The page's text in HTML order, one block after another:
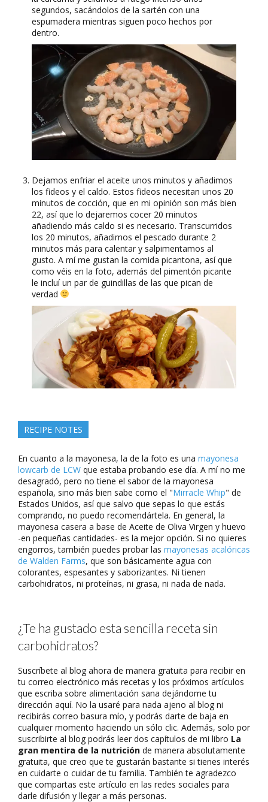
segundos, sacándolos de la sartén con una
espumadera mientras siguen poco hechos por
dentro.
Dejamos enfriar el aceite unos minutos y añadimos
los fideos y el caldo. Estos fideos necesitan unos 20
minutos de cocción, que en mi opinión son más bien
22, así que lo dejaremos cocer 20 minutos
añadiendo más caldo si es necesario. Transcurridos
los 20 minutos, añadimos el pescado durante 2
minutos más para calentar y salpimentamos al
gusto. A mí me gustan la comida picantona, así que
como véis en la foto, además del pimentón picante
le incluí un par de guindillas de las que pican de
verdad
RECIPE NOTES
En cuanto a la mayonesa, la de la foto es una mayonesa
lowcarb de LCW que estaba probando ese día. A mí no me
desagradó, pero no tiene el sabor de la mayonesa
española, sino más bien sabe como el "Mirracle Whip" de
Estados Unidos, así que salvo que sepas lo que estás
comprando, no puedo recomendártela. En general, la
mayonesa casera a base de Aceite de Oliva Virgen y huevo
-en pequeñas cantidades- es la mejor opción. Si no quieres
engorros, también puedes probar las mayonesas acalóricas
de Walden Farms, que son básicamente agua con
colorantes, espesantes y saborizantes. Ni tienen
carbohidratos, ni proteínas, ni grasa, ni nada de nada.
¿Te ha gustado esta sencilla receta sin
carbohidratos?
Suscríbete al blog ahora de manera gratuita para recibir en
tu correo electrónico más recetas y los próximos artículos
que escriba sobre alimentación sana dejándome tu
dirección aquí. No la usaré para nada ajeno al blog ni
recibirás correo basura mío, y podrás darte de baja en
cualquier momento haciendo un sólo clic. Además, solo por
suscribirte al blog podrás leer dos capítulos de mi libro La
gran mentira de la nutrición de manera absolutamente
gratuita, que creo que te gustarán bastante si tienes interés
en cuidarte o cuidar de tu familia. También te agradezco
que compartas este artículo en las redes sociales para
darle difusión y llegar a más personas.